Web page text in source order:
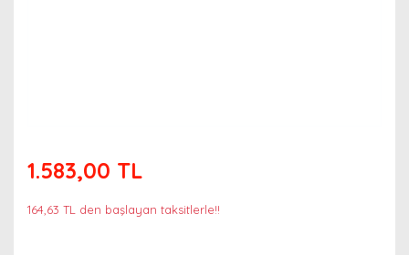
1.583,00 TL
164,63 TL den başlayan taksitlerle!!